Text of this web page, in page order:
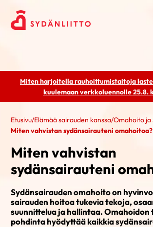
Miten harjoitella rauhoittumistaitoja
kuulemaanverkkoluennolle 25.8.
Etusivu/Elämää sairauden kanssa/Omahoito
Miten vahvistan sydänsairauteni omahoitoa?
Miten vahvistan
sydänsairauteni
Sydänsairauden omahoito on
sairauden hoitoa tukevia tekoja,
suunnittelua ja hallintaa. Omahoidon
pohdinta hyödyttää kaikkia